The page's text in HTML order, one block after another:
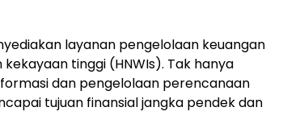
layanan pengelolaan keuangan
tinggi (HNWIs). Tak hanya
dan pengelolaan perencanaan
tujuan finansial jangka pendek dan